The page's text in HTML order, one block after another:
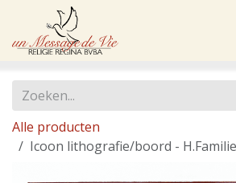
Overslaan naar inhoud
Alle producten
Icoon lithografie/boord -